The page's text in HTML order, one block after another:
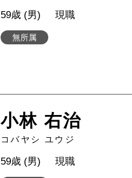
無所属
59歳 (男) 現職
小林 右治
コバヤシ ユウジ
59歳 (男) 現職